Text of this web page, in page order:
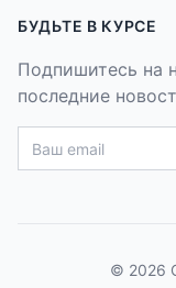
БУДЬТЕ В КУРСЕ
Подпишитесь на
последние
© 2026